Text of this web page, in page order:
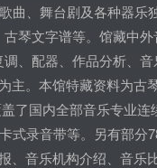
曲、舞台剧及各种器
琴文字谱等。馆藏中
、配器、作品分析、
。本馆特藏资料为古
了国内全部音乐专业
录音带等。另有部分
音乐机构介绍、音乐